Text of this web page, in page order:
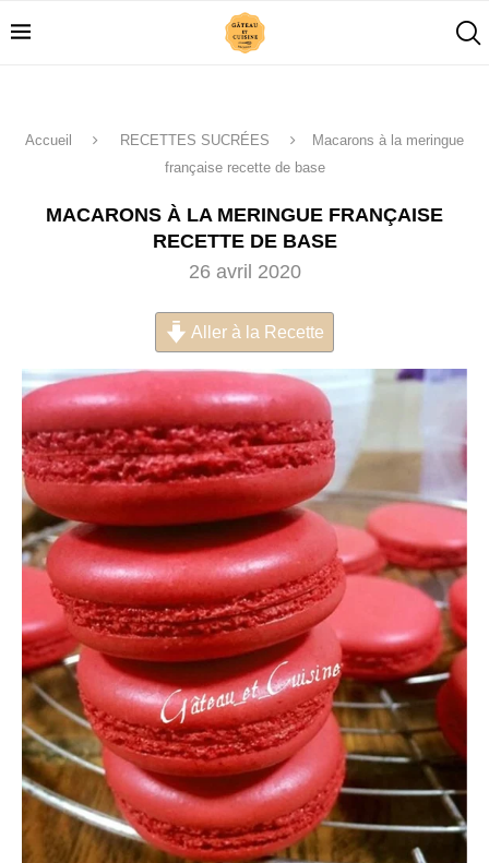
Accueil RECETTES SUCRÉES
Macarons à la meringue
française recette de base
MACARONS À LA MERINGUE FRANÇAISE
RECETTE DE BASE
26 avril 2020
Aller à la Recette